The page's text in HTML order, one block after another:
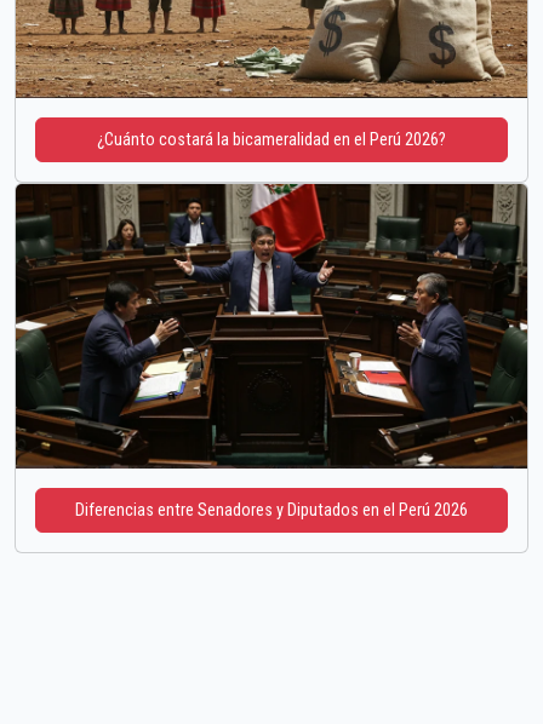
¿Cuánto costará la bicameralidad en el Perú 2026?
Diferencias entre Senadores y Diputados en el Perú 2026